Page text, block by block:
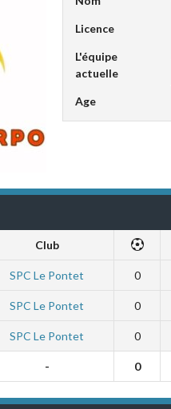
Licence
L'équipe
actuelle
Age
Club
SPC Le Pontet 0
SPC Le Pontet 0
SPC Le Pontet 0
- 0